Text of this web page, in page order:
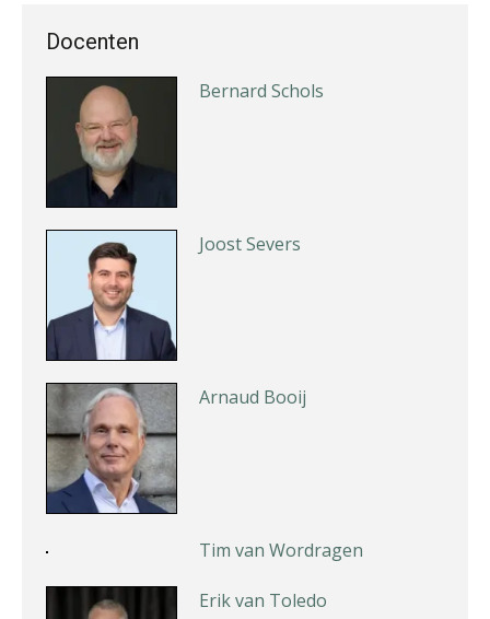
Docenten
Bernard Schols
Joost Severs
Arnaud Booij
Tim van Wordragen
Erik van Toledo